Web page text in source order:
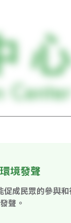
境發聲
促成民眾的參與
聲。